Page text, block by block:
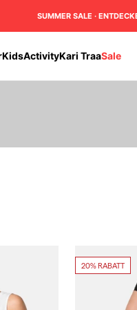
SUMMER SALE ·
KidsActivityKari TraaSale
20% RABATT